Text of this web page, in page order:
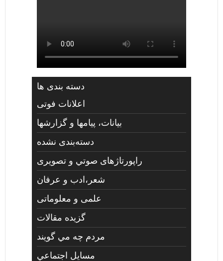
دسته بندی ها
اعلانات فوتی
بیانات، پیامها و گزارشها
دسته‌بندی نشده
راپورتاژهای صوتي و تصويری
شعر،ادب و عرفان
علمی و معلوماتی
گزیده مقالات
مردم چه مي گويند
مسايل اجتماعي